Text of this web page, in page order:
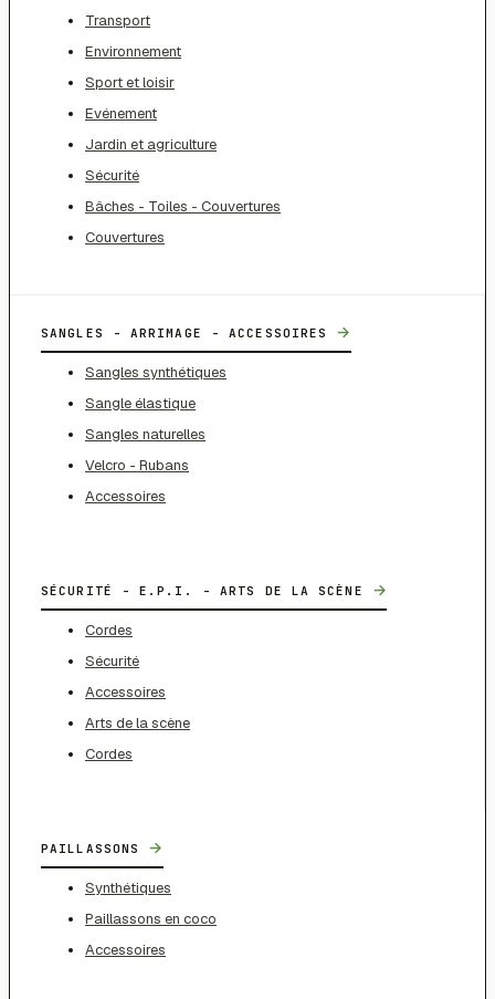
Transport
Environnement
Sport et loisir
Evénement
Jardin et agriculture
Sécurité
Bâches - Toiles - Couvertures
Couvertures
SANGLES - ARRIMAGE - ACCESSOIRES →
Sangles synthétiques
Sangle élastique
Sangles naturelles
Velcro - Rubans
Accessoires
SÉCURITÉ - E.P.I. - ARTS DE LA SCÈNE →
Cordes
Sécurité
Accessoires
Arts de la scène
Cordes
PAILLASSONS →
Synthétiques
Paillassons en coco
Accessoires